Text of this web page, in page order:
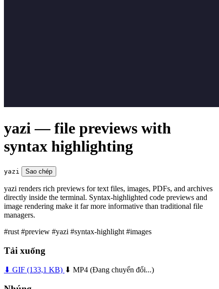
yazi — file previews with
syntax highlighting
yazi Sao chép
yazi renders rich previews for text files, images, PDFs, and archives
directly inside the terminal. Syntax-highlighted code previews and
image rendering make it far more informative than traditional file
managers.
#rust #preview #yazi #syntax-highlight #images
Tải xuống
⬇ GIF (133,1 KB) ⬇ MP4 (Đang chuyển đổi...)